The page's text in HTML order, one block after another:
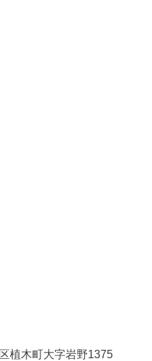
植木町大字岩野1375